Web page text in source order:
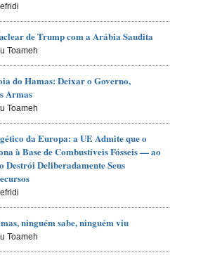
de Trump com a Arábia Saudita
Toameh
do Hamas: Deixar o Governo,
Armas
Toameh
da Europa: a UE Admite que o
à Base de Combustíveis Fósseis — ao
Destrói Deliberadamente Seus
ninguém sabe, ninguém viu
Toameh